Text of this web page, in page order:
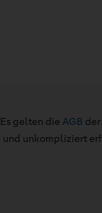
gelten die AGB der
unkompliziert